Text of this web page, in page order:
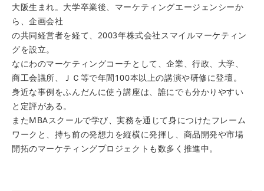
大阪生まれ。大学卒業後、マーケティングエージェンシーか
ら、企画会社
の共同経営者を経て、2003年株式会社スマイルマーケティン
グを設立。
なにわのマーケティングコーチとして、企業、行政、大学、
商工会議所、ＪＣ等で年間100本以上の講演や研修に登壇。
身近な事例をふんだんに使う講座は、誰にでも分かりやすい
と定評がある。
またMBAスクールで学び、実務を通じて身につけたフレーム
ワークと、持ち前の発想力を縦横に発揮し、商品開発や市場
開拓のマーケティングプロジェクトも数多く推進中。